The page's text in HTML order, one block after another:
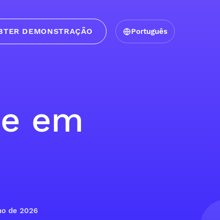
DEMONSTRAÇÃO Português
em
de 2026